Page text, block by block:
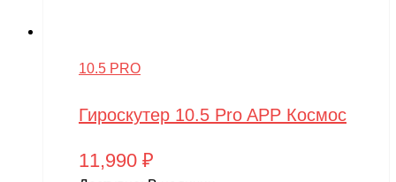
10.5 PRO
Гироскутер 10.5 Pro APP Космос
11,990 ₽